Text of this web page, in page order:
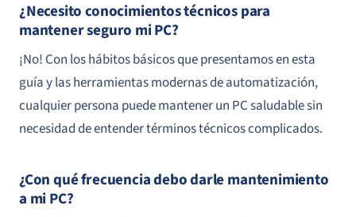
¿Necesito conocimientos técnicos para
mantener seguro mi PC?
¡No! Con los hábitos básicos que presentamos en esta
guía y las herramientas modernas de automatización,
cualquier persona puede mantener un PC saludable sin
necesidad de entender términos técnicos complicados.
¿Con qué frecuencia debo darle mantenimiento
a mi PC?